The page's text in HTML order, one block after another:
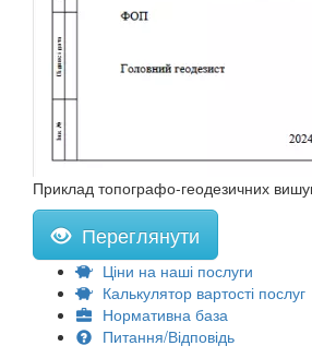
Приклад топографо-геодезичних
Переглянути
Ціни на наші послуги
Калькулятор вартості послуг
Нормативна база
Питання/Відповідь